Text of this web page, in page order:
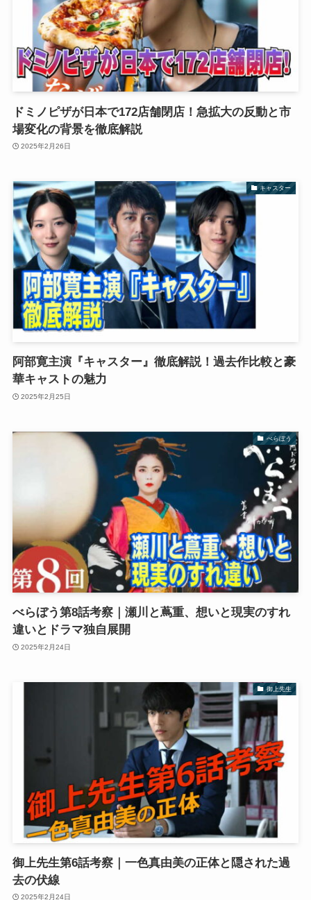
ドミノピザが日本で172店舗閉店！急拡大の反動と市
場変化の背景を徹底解説
2025年2月26日
キャスター
阿部寛主演『キャスター』徹底解説！過去作比較と豪
華キャストの魅力
2025年2月25日
べらぼう
べらぼう第8話考察｜瀬川と蔦重、想いと現実のすれ
違いとドラマ独自展開
2025年2月24日
御上先生
御上先生第6話考察｜一色真由美の正体と隠された過
去の伏線
2025年2月24日